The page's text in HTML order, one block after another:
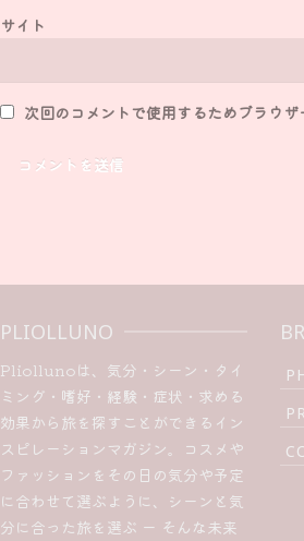
サイト
次回のコメントで使用するためブラウ
PLIOLLUNO
Pliollunoは、気分・シーン・タイ
ミング・嗜好・経験・症状・求める
効果から旅を探すことができるイン
スピレーションマガジン。コスメや
ファッションをその日の気分や予定
に合わせて選ぶように、シーンと気
分に合った旅を選ぶ ー そんな未来